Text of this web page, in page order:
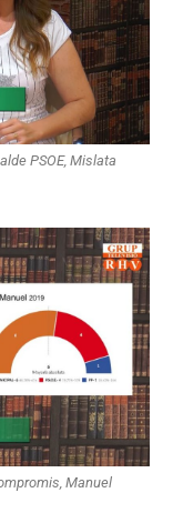
PSOE, Mislata
Manuel